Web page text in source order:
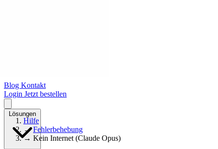
Blog Kontakt
Login Jetzt bestellen
Lösungen
Hilfe
→ Fehlerbehebung
→ Kein Internet (Claude Opus)